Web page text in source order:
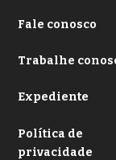
Fale conosco
Trabalhe
Expediente
Política de
privacidade